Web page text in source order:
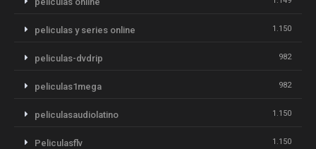
peliculas y series online 1.150
peliculas-dvdrip 982
peliculas1mega 982
peliculasaudiolatino 1.150
Peliculasflv 1.150